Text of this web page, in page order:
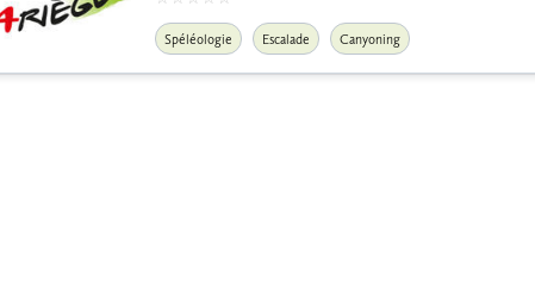
Spéléologie Escalade Canyoning